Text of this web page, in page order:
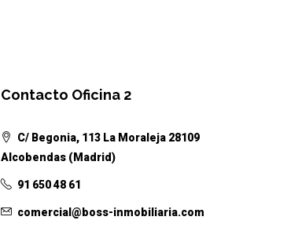
Contacto Oficina 2
C/ Begonia, 113 La Moraleja 28109
Alcobendas (Madrid)
91 650 48 61
comercial@boss-inmobiliaria.com